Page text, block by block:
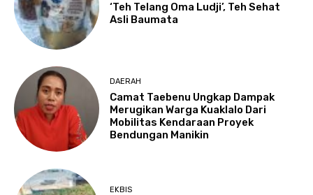
‘Teh Telang Oma Ludji’, Teh Sehat
Asli Baumata
DAERAH
Camat Taebenu Ungkap Dampak
Merugikan Warga Kuaklalo Dari
Mobilitas Kendaraan Proyek
Bendungan Manikin
EKBIS